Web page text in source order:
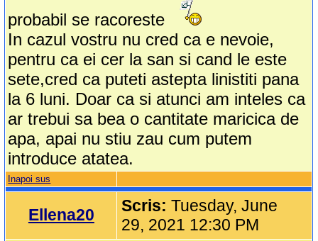
probabil se racoreste
In cazul vostru nu cred ca e nevoie,
pentru ca ei cer la san si cand le este
sete,cred ca puteti astepta linistiti pana
la 6 luni. Doar ca si atunci am inteles ca
ar trebui sa bea o cantitate maricica de
apa, apai nu stiu zau cum putem
introduce atatea.
Inapoi sus
Ellena20 Scris:Tuesday, June
29, 2021 12:30 PM